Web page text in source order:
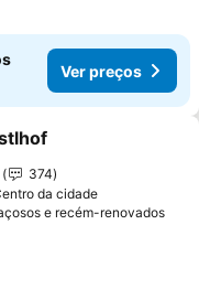
Ver preços
aos favoritos
374
da cidade
e recém-renovados